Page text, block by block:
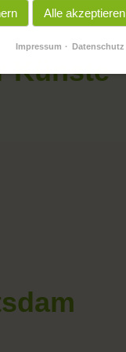
Künste
Alle akzeptieren
Impressum Datenschutz